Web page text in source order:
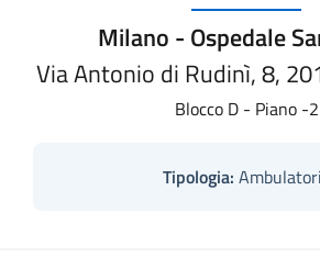
Milano - Ospedale
Via Antonio di Rudinì, 8,
Blocco D - Piano -2
Tipologia: